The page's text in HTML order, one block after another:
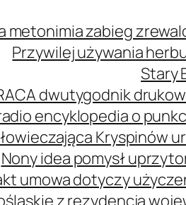
metonimia zabieg
Przywilej używania
Stary
dwutygodnik
encyklopedia o
Kryspinów
Nony idea pomysł
umowa dotyczy
z rezydencją